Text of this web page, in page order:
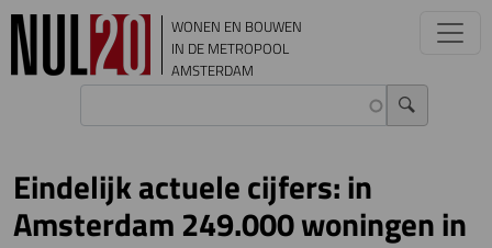
Overslaan en naar de inhoud gaan
WONEN EN BOUWEN
IN DE METROPOOL
AMSTERDAM
Eindelijk actuele cijfers: in
Amsterdam 249.000 woningen in